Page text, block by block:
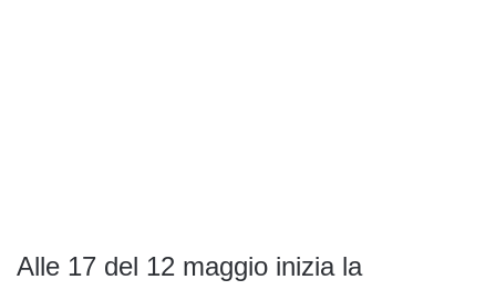
Alle 17 del 12 maggio inizia la